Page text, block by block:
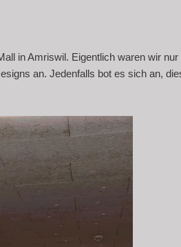
in Amriswil. Eigentlich waren wir nur
an. Jedenfalls bot es sich an,